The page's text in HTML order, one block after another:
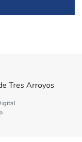
Tres Arroyos